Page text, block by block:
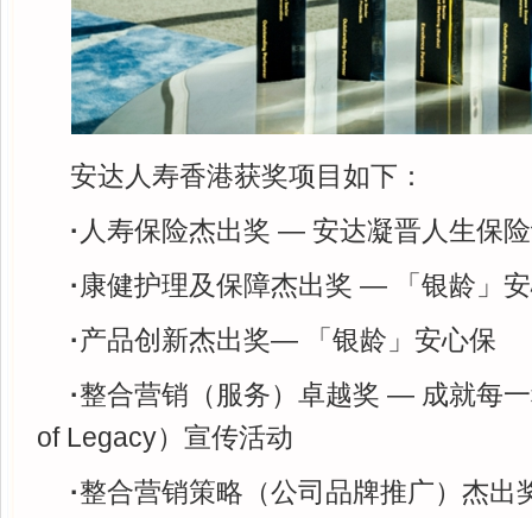
安达人寿香港获奖项目如下：
· 人寿保险杰出奖 — 安达凝晋人生保
· 康健护理及保障杰出奖 — 「银龄」
·产品创新杰出奖— 「银龄」安心保
·整合营销（服务）卓越奖 — 成就每
of Legacy）宣传活动
·整合营销策略（公司品牌推广）杰